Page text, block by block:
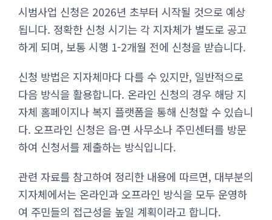
시범사업 신청은 2026년 초부터 시작될 것으로 예상
됩니다. 정확한 신청 시기는 각 지자체가 별도로 공고
하게 되며, 보통 시행 1-2개월 전에 신청을 받습니다.
신청 방법은 지자체마다 다를 수 있지만, 일반적으로
다음 방식을 활용합니다. 온라인 신청의 경우 해당 지
자체 홈페이지나 복지 플랫폼을 통해 신청할 수 있습니
다. 오프라인 신청은 읍·면 사무소나 주민센터를 방문
하여 신청서를 제출하는 방식입니다.
관련 자료를 참고하여 정리한 내용에 따르면, 대부분의
지자체에서는 온라인과 오프라인 방식을 모두 운영하
여 주민들의 접근성을 높일 계획이라고 합니다.